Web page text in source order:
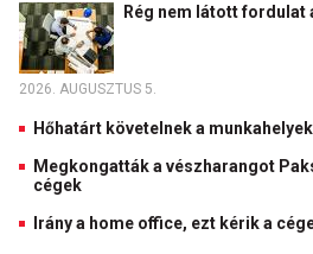
Rég nem látott fordulat
2026. AUGUSZTUS 5.
Hőhatárt követelnek a
Megkongatták a vészharangot
cégek
Irány a home office, ezt kérik a